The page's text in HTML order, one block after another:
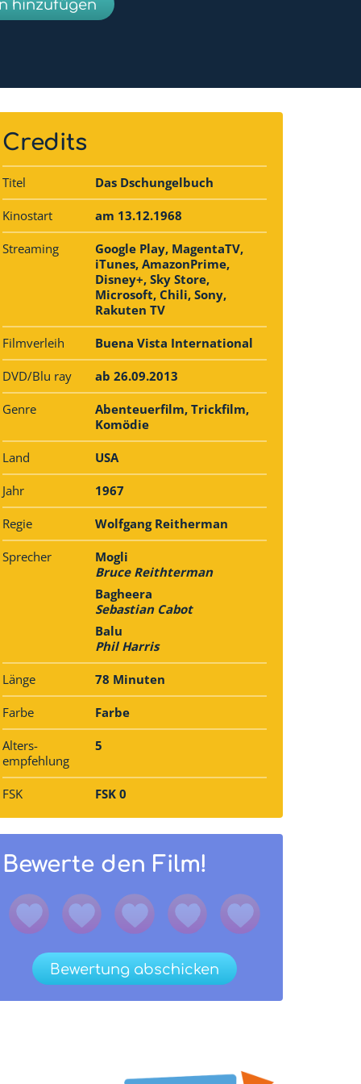
hinzufügen
Credits
Titel Das Dschungelbuch
Kinostart am 13.12.1968
Streaming
Google Play, MagentaTV,
iTunes, AmazonPrime,
Disney+, Sky Store,
Microsoft, Chili, Sony,
Rakuten TV
Filmverleih Buena Vista International
DVD/Blu ray ab 26.09.2013
Genre
Abenteuerfilm, Trickfilm,
Komödie
Land USA
Jahr 1967
Regie Wolfgang Reitherman
Sprecher
Mogli
Bruce Reithterman
Bagheera
Sebastian Cabot
Balu
Phil Harris
Länge 78 Minuten
Farbe Farbe
Alters­
empfehlung
5
FSK FSK 0
Bewerte den Film!
Bewertung abschicken